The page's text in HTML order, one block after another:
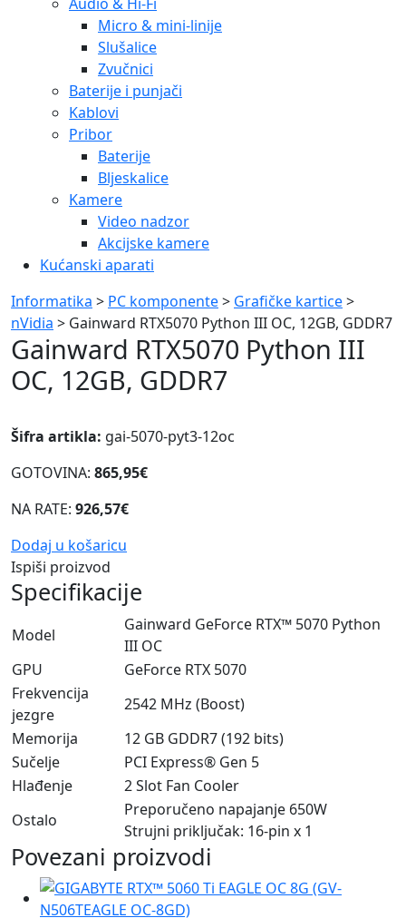
Micro & mini-linije
Slušalice
Zvučnici
Baterije i punjači
Kablovi
Pribor
Baterije
Bljeskalice
Kamere
Video nadzor
Akcijske kamere
Kućanski aparati
Informatika > PC komponente> Grafičke kartice>
nVidia > Gainward RTX5070 Python III OC, 12GB, GDDR7
Gainward RTX5070 Python III
OC, 12GB, GDDR7
Šifra artikla: gai-5070-pyt3-12oc
GOTOVINA: 865,95€
NA RATE: 926,57€
Dodaj u košaricu
Ispiši proizvod
Specifikacije
Model
Gainward GeForce RTX™ 5070 Python
III OC
GPU
GeForce RTX 5070
Frekvencija
jezgre
2542 MHz (Boost)
Memorija
12 GB GDDR7 (192 bits)
Sučelje
PCI Express® Gen 5
Hlađenje
2 Slot Fan Cooler
Ostalo
Preporučeno napajanje 650W
Strujni priključak: 16-pin x 1
Povezani proizvodi